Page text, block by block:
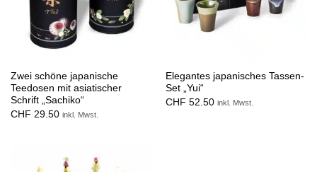
Zwei schöne japanische
Teedosen mit asiatischer
Schrift „Sachiko“
CHF 29.50 inkl. Mwst.
Elegantes japanisches Tassen-
Set „Yui“
CHF 52.50 inkl. Mwst.